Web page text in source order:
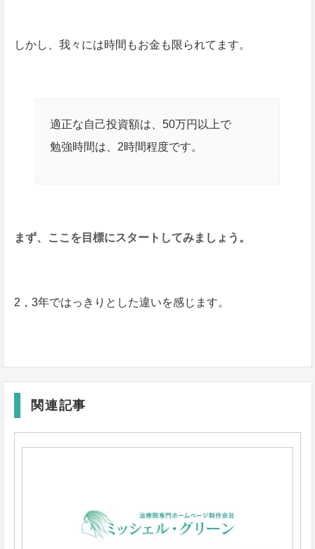
しかし、我々には時間もお金も限られてます。
適正な自己投資額は、50万円以上で
勉強時間は、2時間程度です。
まず、ここを目標にスタートしてみましょう。
2，3年ではっきりとした違いを感じます。
関連記事